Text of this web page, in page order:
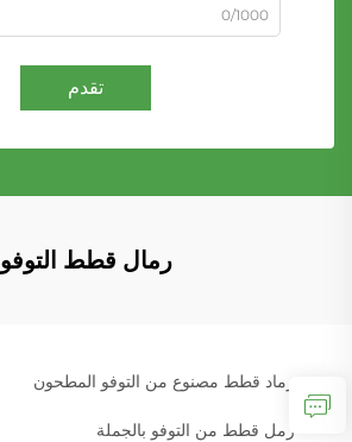
0/1000
تقدم
رمال قطط التوفو
رماد قطط مصنوع من التوفو المطحون
رمل قطط من التوفو بالجملة